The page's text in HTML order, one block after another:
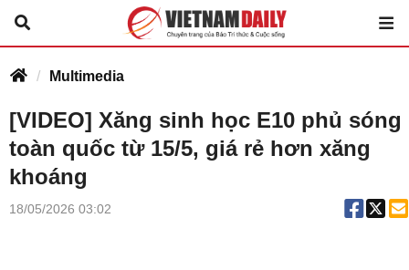
Multimedia
[VIDEO] Xăng sinh học E10 phủ sóng
toàn quốc từ 15/5, giá rẻ hơn xăng
khoáng
18/05/2026 03:02